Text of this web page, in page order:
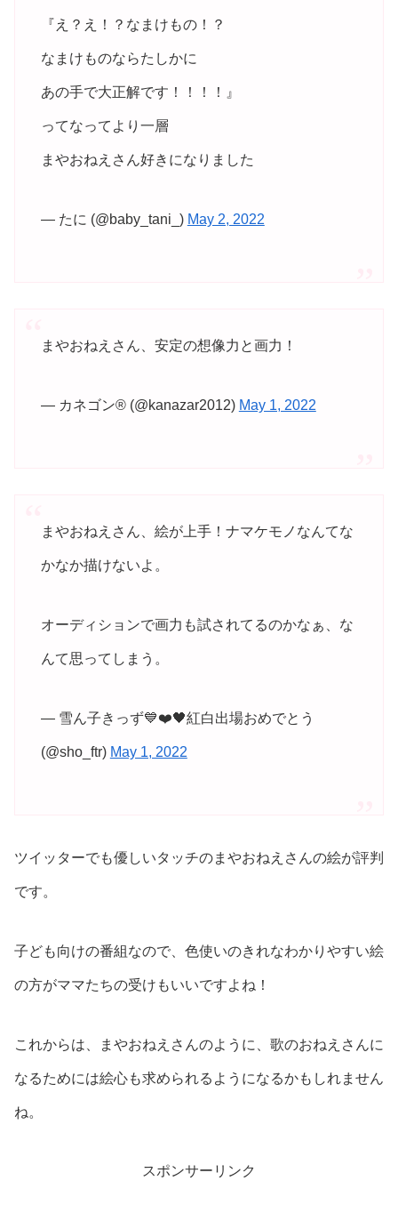
『え？え！？なまけもの！？
なまけものならたしかに
あの手で大正解です！！！！』
ってなってより一層
まやおねえさん好きになりました
— たに (@baby_tani_) May 2, 2022
まやおねえさん、安定の想像力と画力！
— カネゴン® (@kanazar2012) May 1, 2022
まやおねえさん、絵が上手！ナマケモノなんてな
かなか描けないよ。
オーディションで画力も試されてるのかなぁ、な
んて思ってしまう。
— 雪ん子きっず💙❤️🖤紅白出場おめでとう
(@sho_ftr) May 1, 2022
ツイッターでも優しいタッチのまやおねえさんの絵が評判
です。
子ども向けの番組なので、色使いのきれなわかりやすい絵
の方がママたちの受けもいいですよね！
これからは、まやおねえさんのように、歌のおねえさんに
なるためには絵心も求められるようになるかもしれません
ね。
スポンサーリンク